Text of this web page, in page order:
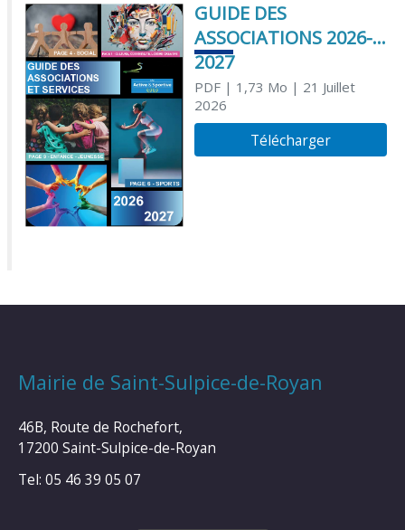
GUIDE DES
ASSOCIATIONS 2026-
2027
PDF| 1,73 Mo | 21 Juillet
2026
Télécharger
Mairie de Saint-Sulpice-de-Royan
46B, Route de Rochefort,
17200 Saint-Sulpice-de-Royan
Tel: 05 46 39 05 07